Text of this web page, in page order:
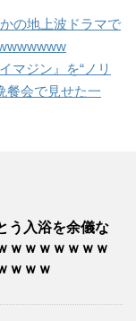
の地上波ドラマで
マジン』を“ノリ
餐会で見せた一
う入浴を余儀な
ｗｗｗｗｗｗｗ
ｗｗｗ